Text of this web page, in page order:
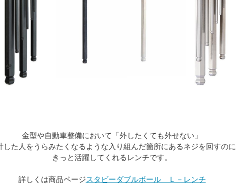
金型や自動車整備において「外したくても外せない」
した人をうらみたくなるような入り組んだ箇所にあるネジを回すのに
きっと活躍してくれるレンチです。
詳しくは商品ページスタビーダブルボール Ｌ－レンチ